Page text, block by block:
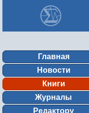
Главная
Новости
Книги
Журналы
Редактору